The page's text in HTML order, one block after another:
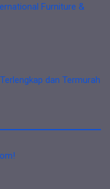
Furniture &
dan Termurah